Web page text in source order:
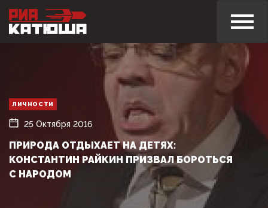
ЛИЧНОСТИ
25 Октября 2016
ПРИРОДА ОТДЫХАЕТ НА ДЕТЯХ:
КОНСТАНТИН РАЙКИН ПРИЗВАЛ БОРОТЬСЯ
С НАРОДОМ